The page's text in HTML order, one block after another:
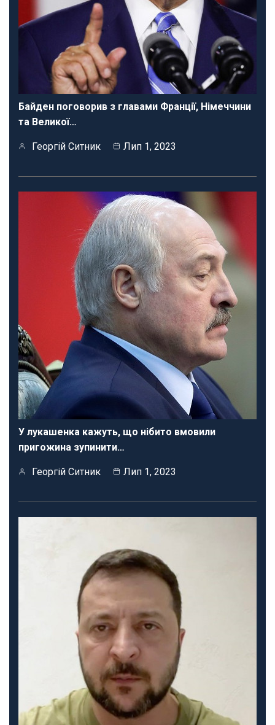
Байден поговорив з главами Франції, Німеччини
та Великої…
Георгій Ситник Лип 1, 2023
У лукашенка кажуть, що нібито вмовили
пригожина зупинити…
Георгій Ситник Лип 1, 2023